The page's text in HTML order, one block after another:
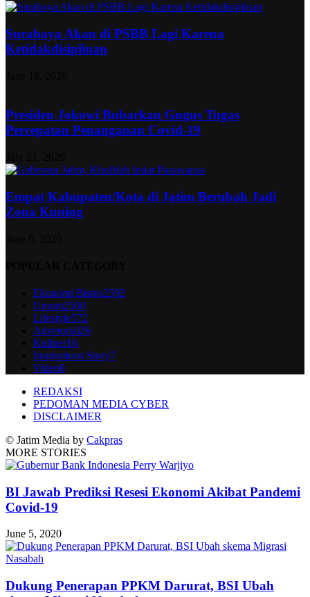
Surabaya Akan di PSBB Lagi Karena
Ketidakdisiplinan
Presiden Jokowi Bubarkan Gugus Tugas
Percepatan Penanganan Covid-19
Empat Kabupaten/Kota di Jatim Berubah Jadi
Zona Kuning
Ekonomi Bisnis2592
Umum2500
Lifestyle572
Advetorial26
Kuliner16
Inspirations Story7
Video0
REDAKSI
PEDOMAN MEDIA CYBER
DISCLAIMER
© Jatim Media by Cakpras
MORE STORIES
BI Jawab Prediksi Resesi Ekonomi Akibat Pandemi
Covid-19
June 5, 2020
Dukung Penerapan PPKM Darurat, BSI Ubah